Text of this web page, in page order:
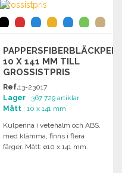
10 X 141 MM TILL
GROSSISTPRIS
Ref.13-23017
Lager : 367 729 artiklar
Mått : 10 x 141 mm
Kulpenna i vetehalm och ABS,
med klämma, finns i flera
färger. Mått: ø10 x 141 mm.